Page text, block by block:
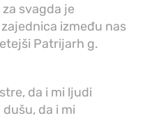
svagda je
između nas
Patrijarh g.
da i mi ljudi
da i mi